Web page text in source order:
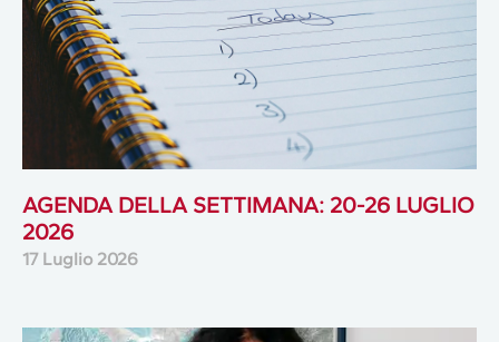
AGENDA DELLA SETTIMANA: 20-26 LUGLIO
2026
17 Luglio 2026